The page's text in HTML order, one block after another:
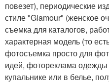
повезет), периодические
стиле "Glamour" (женское
съемка для каталогов,
характерная модель (то
фотосъемка просто для
идей, фотореклама одежды
купальнике или в белье,